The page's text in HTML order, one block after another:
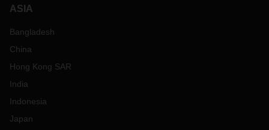
ASIA
Bangladesh
China
Hong Kong SAR
India
Indonesia
Japan